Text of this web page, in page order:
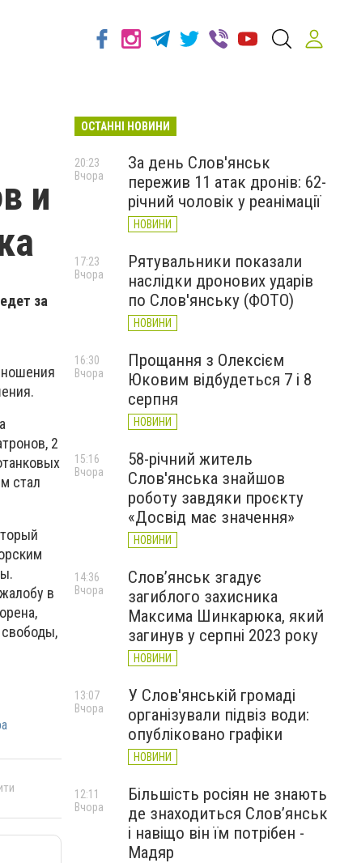
и
за
ношения
2
стал
в
ОСТАННІ НОВИНИ
За день Слов'янськ
пережив 11 атак дронів: 62-
річний чоловік у реанімації
НОВИНИ
20:23
Вчора
Рятувальники показали
наслідки дронових ударів
по Слов'янську (ФОТО)
НОВИНИ
17:23
Вчора
Прощання з Олексієм
Юковим відбудеться 7 і 8
серпня
НОВИНИ
16:30
Вчора
58-річний житель
Слов'янська знайшов
роботу завдяки проєкту
«Досвід має значення»
НОВИНИ
15:16
Вчора
Слов’янськ згадує
загиблого захисника
Максима Шинкарюка, який
загинув у серпні 2023 року
НОВИНИ
14:36
Вчора
У Слов'янській громаді
організували підвіз води:
опубліковано графіки
НОВИНИ
13:07
Вчора
Більшість росіян не знають
де знаходиться Слов’янськ
і навіщо він їм потрібен -
Мадяр
12:11
Вчора